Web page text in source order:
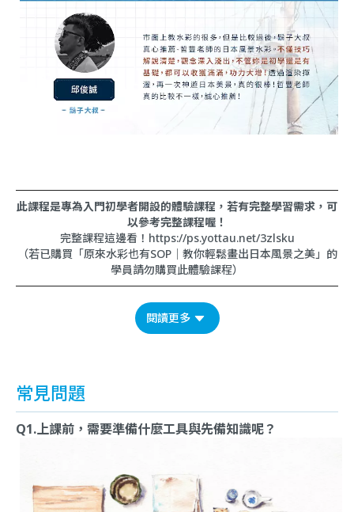
此課程是專為入門初學者開設的體驗課程，若有完整學習需求，可
以參考完整課程喔！
完整課程這邊看！ https://ps.yottau.net/3zlsku
（若已購買「原來水彩也有SOP｜教你輕鬆畫出日本風景之美」的
學員請勿購買此體驗課程）
閱讀更多
常見問題
Q1.上課前，需要準備什麼工具與先備知識呢？